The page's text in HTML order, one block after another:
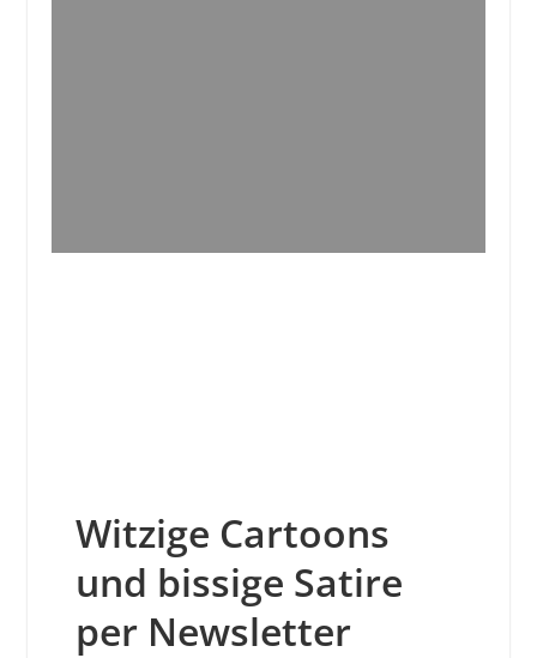
Witzige Cartoons
und bissige Satire
per Newsletter